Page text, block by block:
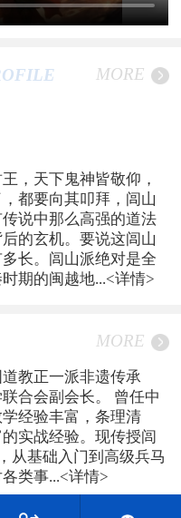
MORE
，天下鬼神皆敬仰，
都要向其叩拜，闾山
说中那么高强的道法
的玄机。要说这闾山
长。闾山派绝对是全
期的闽越地...<详情>
MORE
教正一派非遗传承
合会副会长。 曾任中
经验丰富，条理清
实战经验。现传授闾
从基础入门到高级兵马
类事...<详情>